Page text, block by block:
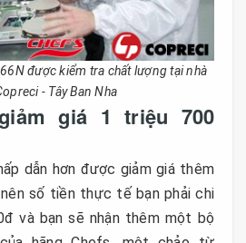
được kiểm tra chất lượng tại nhà
- Tây Ban Nha
giá 1 triệu 700
dẫn hơn được giảm giá thêm
số tiền thực tế bạn phải chi
và bạn sẽ nhận thêm một bộ